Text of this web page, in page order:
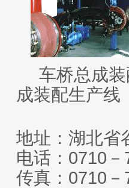
车桥总成
成装配生产线
地址：湖北省
电话： 0710 －
传真： 0710 －